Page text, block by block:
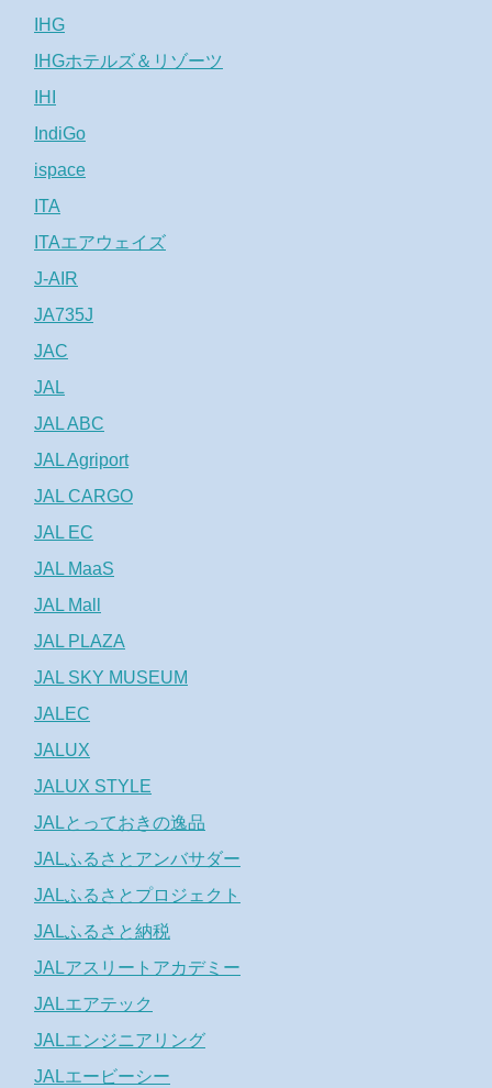
IHG
IHGホテルズ＆リゾーツ
IHI
IndiGo
ispace
ITA
ITAエアウェイズ
J-AIR
JA735J
JAC
JAL
JAL ABC
JAL Agriport
JAL CARGO
JAL EC
JAL MaaS
JAL Mall
JAL PLAZA
JAL SKY MUSEUM
JALEC
JALUX
JALUX STYLE
JALとっておきの逸品
JALふるさとアンバサダー
JALふるさとプロジェクト
JALふるさと納税
JALアスリートアカデミー
JALエアテック
JALエンジニアリング
JALエービーシー